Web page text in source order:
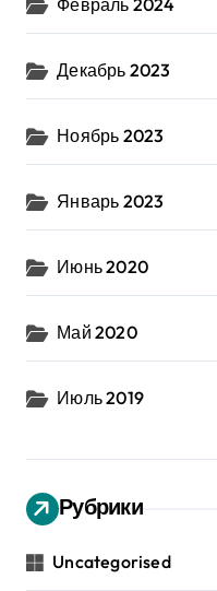
Февраль 2024
Декабрь 2023
Ноябрь 2023
Январь 2023
Июнь 2020
Май 2020
Июль 2019
Рубрики
Uncategorised